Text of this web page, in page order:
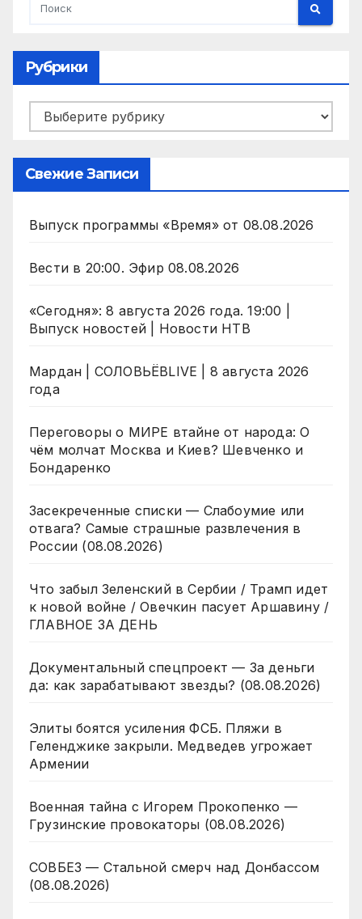
Рубрики
Рубрики
Свежие Записи
Выпуск программы «Время» от 08.08.2026
Вести в 20:00. Эфир 08.08.2026
«Сегодня»: 8 августа 2026 года. 19:00 |
Выпуск новостей | Новости НТВ
Мардан | СОЛОВЬЁВLIVE | 8 августа 2026
года
Переговоры о МИРЕ втайне от народа: О
чём молчат Москва и Киев? Шевченко и
Бондаренко
Засекреченные списки — Слабоумие или
отвага? Самые страшные развлечения в
России (08.08.2026)
Что забыл Зеленский в Сербии / Трамп идет
к новой войне / Овечкин пасует Аршавину /
ГЛАВНОЕ ЗА ДЕНЬ
Документальный спецпроект — За деньги
да: как зарабатывают звезды? (08.08.2026)
Элиты боятся усиления ФСБ. Пляжи в
Геленджике закрыли. Медведев угрожает
Армении
Военная тайна с Игорем Прокопенко —
Грузинские провокаторы (08.08.2026)
СОВБЕЗ — Стальной смерч над Донбассом
(08.08.2026)